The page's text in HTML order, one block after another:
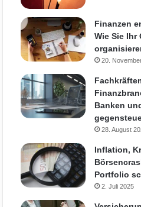
Finanzen
Wie Sie Ihr
20.
Banken
28. August
Inflation,
Portfolio
2. Juli 2025